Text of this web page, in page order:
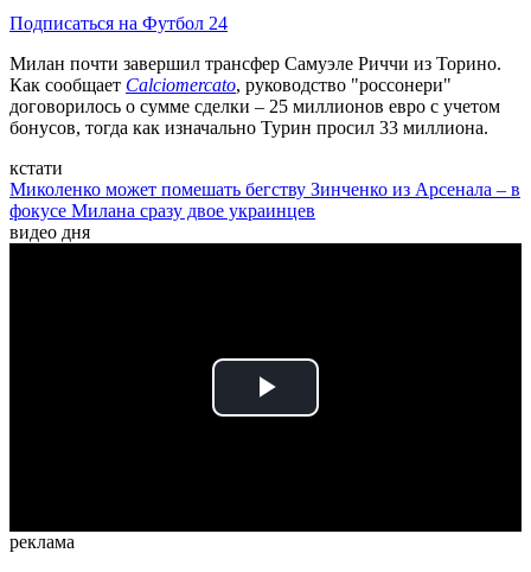
Подписаться на Футбол 24
Милан почти завершил трансфер Самуэле Риччи из Торино.
Как сообщает Calciomercato, руководство "россонери"
договорилось о сумме сделки – 25 миллионов евро с учетом
бонусов, тогда как изначально Турин просил 33 миллиона.
кстати
Миколенко может помешать бегству Зинченко из Арсенала – в
фокусе Милана сразу двое украинцев
видео дня
Play
реклама